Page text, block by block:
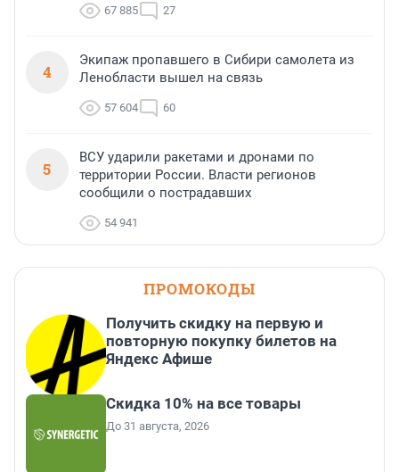
67 885 27
4
Экипаж пропавшего в Сибири самолета из
Ленобласти вышел на связь
57 604 60
5
ВСУ ударили ракетами и дронами по
территории России. Власти регионов
сообщили о пострадавших
54 941
ПРОМОКОДЫ
Получить скидку на первую и
повторную покупку билетов на
Яндекс Афише
Скидка 10% на все товары
До 31 августа, 2026